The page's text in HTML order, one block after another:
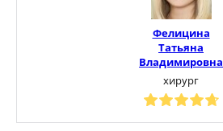
Фелицина
Татьяна
Владимировна
хирург